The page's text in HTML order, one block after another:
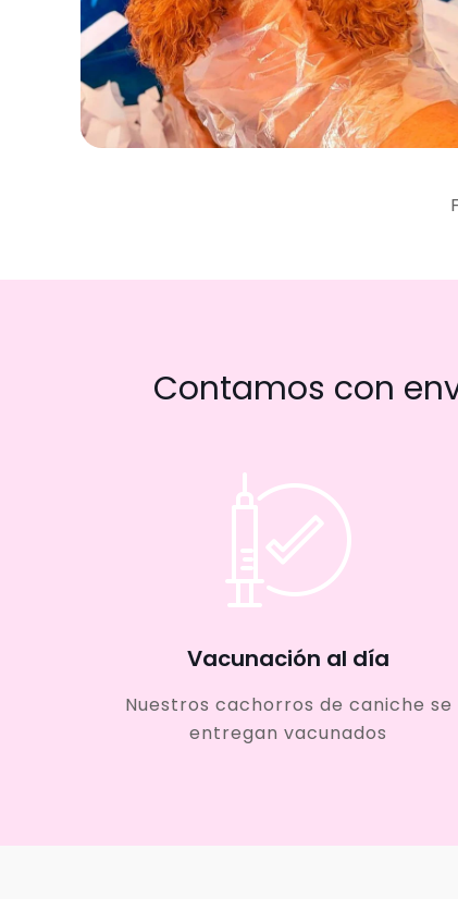
Contamos con
Vacunación al día
Nuestros cachorros de caniche se
entregan vacunados